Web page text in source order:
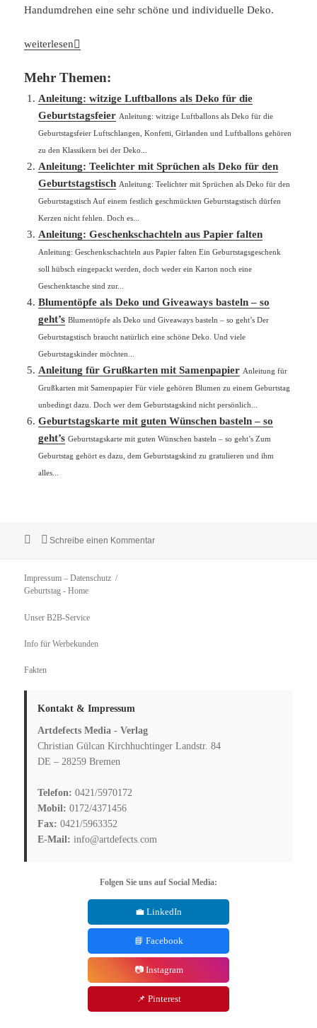
Handumdrehen eine sehr schöne und individuelle Deko.
Anleitung: Chice Girlande für die Geburtstags-Deko
weiterlesen
Mehr Themen:
Anleitung: witzige Luftballons als Deko für die
Geburtstagsfeier Anleitung: witzige Luftballons als Deko für die
Geburtstagsfeier Luftschlangen, Konfetti, Girlanden und Luftballons gehören
zu den Klassikern bei der Deko...
Anleitung: Teelichter mit Sprüchen als Deko für den
Geburtstagstisch Anleitung: Teelichter mit Sprüchen als Deko für den
Geburtstagstisch Auf einem festlich geschmückten Geburtstagstisch dürfen
Kerzen nicht fehlen. Doch es...
Anleitung: Geschenkschachteln aus Papier falten
Anleitung: Geschenkschachteln aus Papier falten Ein Geburtstagsgeschenk
soll hübsch eingepackt werden, doch weder ein Karton noch eine
Geschenktasche sind zur...
Blumentöpfe als Deko und Giveaways basteln – so
geht’s Blumentöpfe als Deko und Giveaways basteln – so geht’s Der
Geburtstagstisch braucht natürlich eine schöne Deko. Und viele
Geburtstagskinder möchten...
Anleitung für Grußkarten mit Samenpapier Anleitung für
Grußkarten mit Samenpapier Für viele gehören Blumen zu einem Geburtstag
unbedingt dazu. Doch wer dem Geburtstagskind nicht persönlich...
Geburtstagskarte mit guten Wünschen basteln – so
geht’s Geburtstagskarte mit guten Wünschen basteln – so geht’s Zum
Geburtstag gehört es dazu, dem Geburtstagskind zu gratulieren und ihm
alles...
Veröffentlicht
Schreibe einen Kommentarzu Anleitung: Chice Girlande für die
Impressum – Datenschutz
Geburtstag - Home
Unser B2B-Service
Info für Werbekunden
Fakten
Kontakt & Impressum
Artdefects Media - Verlag
Christian Gülcan Kirchhuchtinger Landstr. 84
DE – 28259 Bremen
Telefon: 0421/5970172
Mobil: 0172/4371456
Fax: 0421/5963352
E-Mail: info@artdefects.com
Folgen Sie uns auf Social Media:
💼 LinkedIn
📘 Facebook
📷 Instagram
📌 Pinterest